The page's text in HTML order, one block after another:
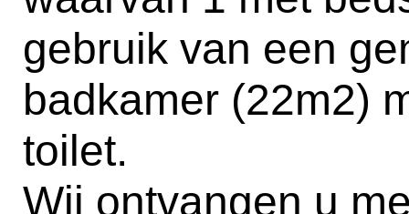
gebruik van een
badkamer (22m2)
toilet.
Wij ontvangen u